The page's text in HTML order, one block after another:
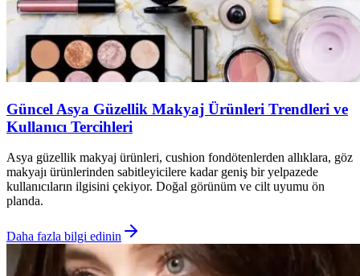
Güncel Asya Güzellik Makyaj Ürünleri Trendleri ve
Kullanıcı Tercihleri
Asya güzellik makyaj ürünleri, cushion fondötenlerden allıklara, göz
makyajı ürünlerinden sabitleyicilere kadar geniş bir yelpazede
kullanıcıların ilgisini çekiyor. Doğal görünüm ve cilt uyumu ön
planda.
Daha fazla bilgi edinin